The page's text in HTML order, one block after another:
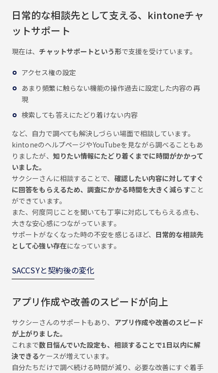
日常的な相談先として支える、kintoneチャ
ットサポート
現在は、 チャットサポートという形で支援を受けています。
アクセス権の設定
あまり頻繁に触らない機能の操作過去に設定した内容の再
現
検索しても答えにたどり着けない内容
など、自力で調べても解決しづらい場面で相談しています。
kintoneのヘルプページやYouTubeを見ながら調べることもあ
りましたが、 知りたい情報にたどり着くまでに時間がかかって
いました。
サクシーさんに相談することで、 確認したい内容に対してすぐ
に回答をもらえるため、調査にかかる時間を大きく減らすこと
ができています。
また、何度同じことを聞いても丁寧に対応してもらえる点も、
大きな安心感につながっています。
サポートがなくなった時の不安を感じるほど、 日常的な相談先
として心強い存在になっています。
SACCSYと契約後の変化
アプリ作成や改善のスピードが向上
サクシーさんのサポートもあり、 アプリ作成や改善のスピード
が上がりました。
これまで数日悩んでいた設定も、相談することで1日以内に解
決できるケースが増えています。
自分たちだけで調べ続ける時間が減り、必要な改善にすぐ着手